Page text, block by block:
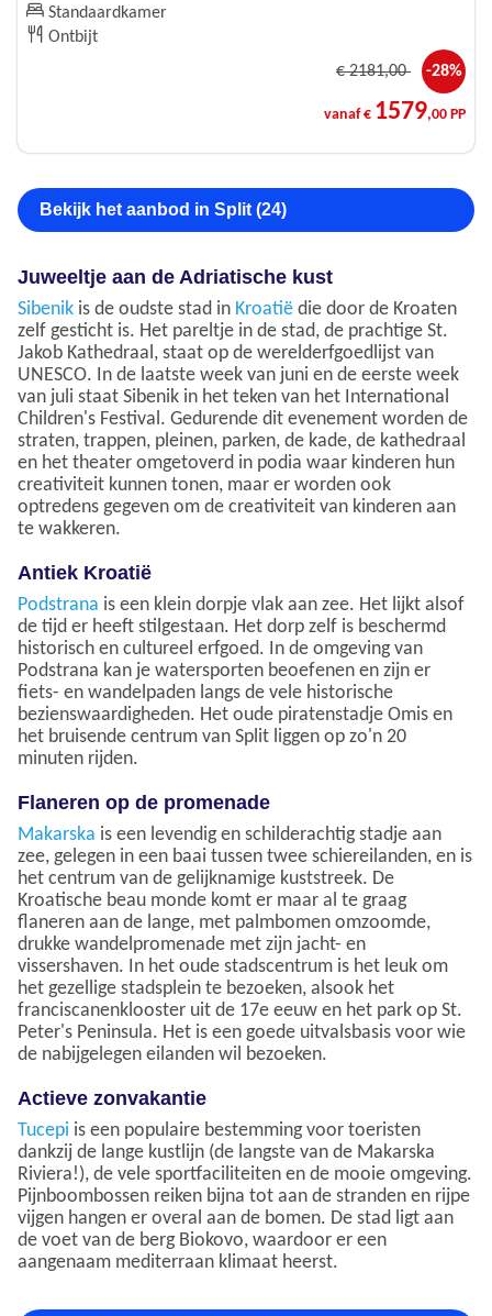
Standaardkamer
Ontbijt
€2181,00 -28%
vanaf € 1579,00 PP
Bekijk het aanbod in Split (24)
Juweeltje aan de Adriatische kust
Sibenik is de oudste stad in Kroatië die door de Kroaten
zelf gesticht is. Het pareltje in de stad, de prachtige St.
Jakob Kathedraal, staat op de werelderfgoedlijst van
UNESCO. In de laatste week van juni en de eerste week
van juli staat Sibenik in het teken van het International
Children's Festival. Gedurende dit evenement worden de
straten, trappen, pleinen, parken, de kade, de kathedraal
en het theater omgetoverd in podia waar kinderen hun
creativiteit kunnen tonen, maar er worden ook
optredens gegeven om de creativiteit van kinderen aan
te wakkeren.
Antiek Kroatië
Podstrana is een klein dorpje vlak aan zee. Het lijkt alsof
de tijd er heeft stilgestaan. Het dorp zelf is beschermd
historisch en cultureel erfgoed. In de omgeving van
Podstrana kan je watersporten beoefenen en zijn er
fiets- en wandelpaden langs de vele historische
bezienswaardigheden. Het oude piratenstadje Omis en
het bruisende centrum van Split liggen op zo'n 20
minuten rijden.
Flaneren op de promenade
Makarska is een levendig en schilderachtig stadje aan
zee, gelegen in een baai tussen twee schiereilanden, en is
het centrum van de gelijknamige kuststreek. De
Kroatische beau monde komt er maar al te graag
flaneren aan de lange, met palmbomen omzoomde,
drukke wandelpromenade met zijn jacht- en
vissershaven. In het oude stadscentrum is het leuk om
het gezellige stadsplein te bezoeken, alsook het
franciscanenklooster uit de 17e eeuw en het park op St.
Peter's Peninsula. Het is een goede uitvalsbasis voor wie
de nabijgelegen eilanden wil bezoeken.
Actieve zonvakantie
Tucepi is een populaire bestemming voor toeristen
dankzij de lange kustlijn (de langste van de Makarska
Riviera!), de vele sportfaciliteiten en de mooie omgeving.
Pijnboombossen reiken bijna tot aan de stranden en rijpe
vijgen hangen er overal aan de bomen. De stad ligt aan
de voet van de berg Biokovo, waardoor er een
aangenaam mediterraan klimaat heerst.